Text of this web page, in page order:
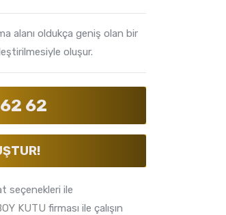
alanı oldukça geniş olan bir
oluşur.
62
seçenekleri ile
KUTU firması ile çalışın